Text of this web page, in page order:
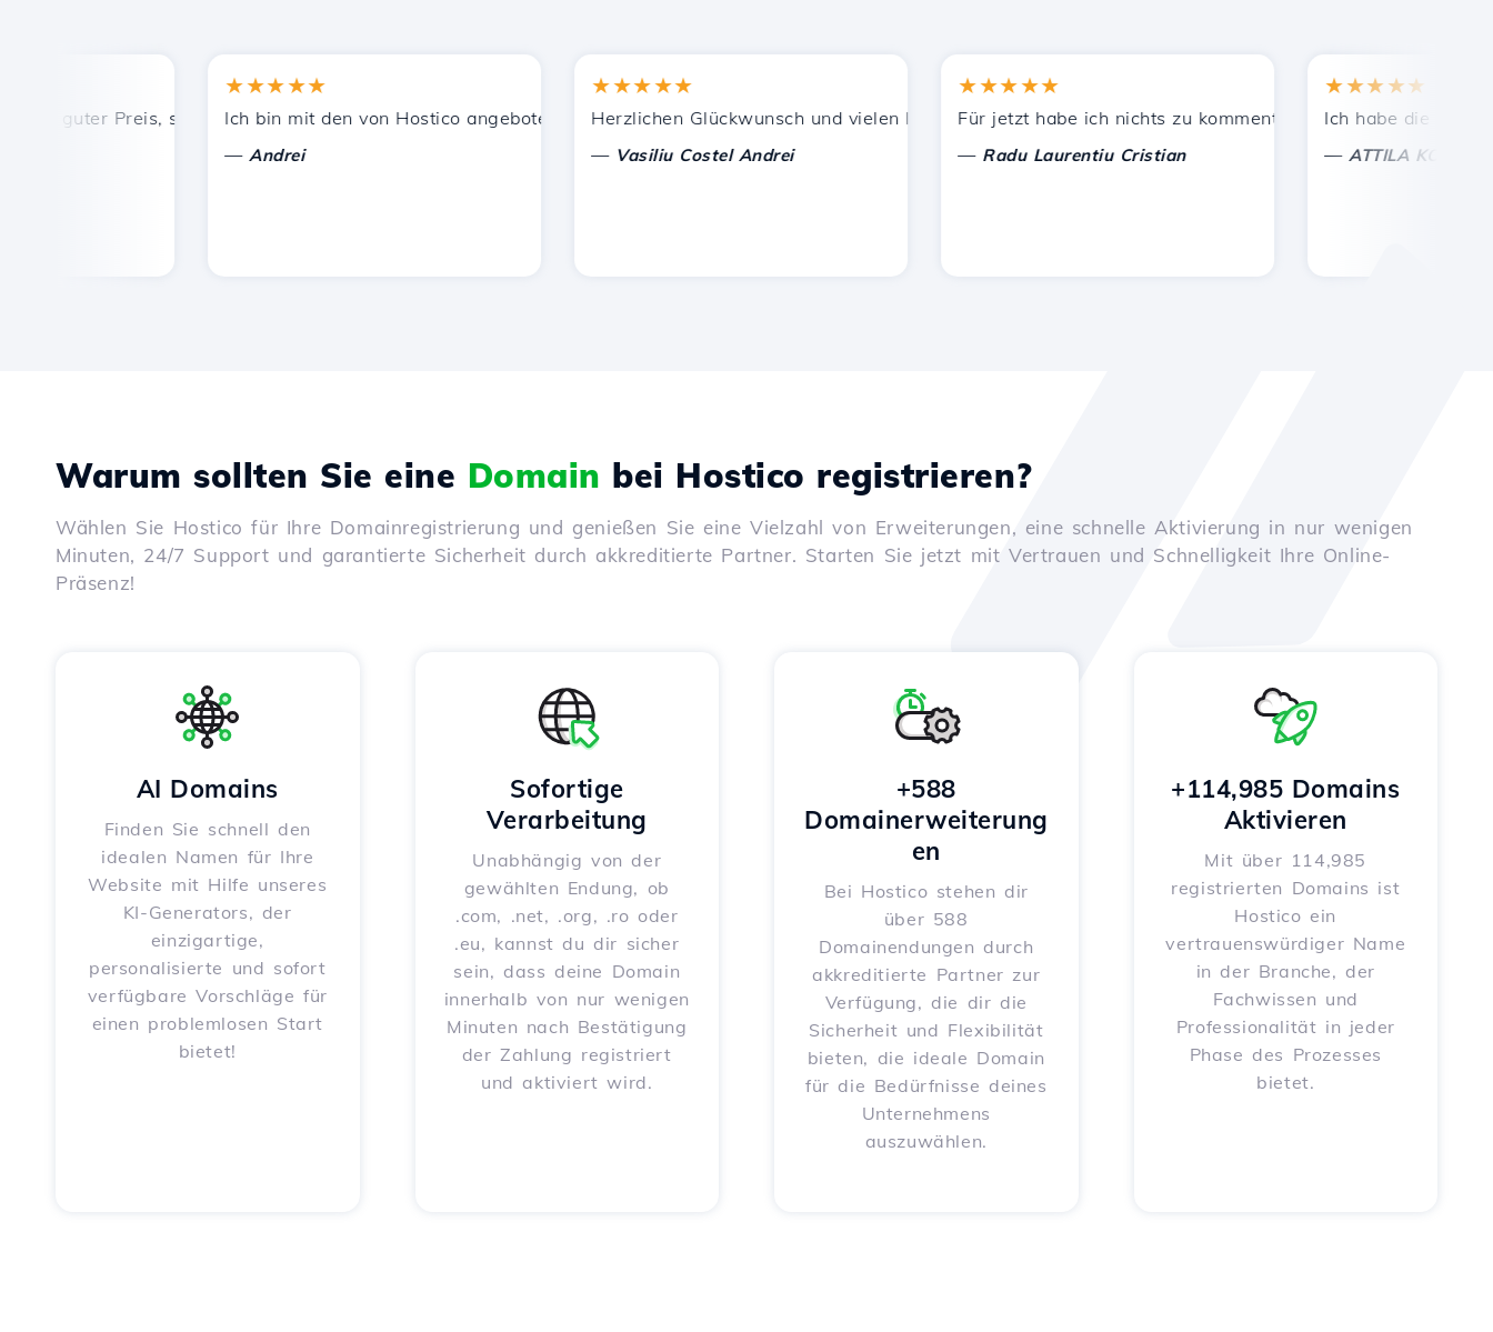
guter Preis, schnelle und effiziente technische Unterstützung.
★★★★★
Ich bin mit den von Hostico angebotenen Dienstleistungen zufrieden. Ich habe Sie anderen Bekannten empfohlen.
Andrei
★★★★★
Herzlichen Glückwunsch und vielen Dank für die geleistete Unterstützung!
Vasiliu Costel Andrei
★★★★★
Für jetzt habe ich nichts zu kommentieren, nur um zu schätzen.
Radu Laurentiu Cristian
★★★★★
Ich habe die richtige
ATTILA KOLES
Warum sollten Sie eine Domain bei Hostico registrieren?
Wählen Sie Hostico für Ihre Domainregistrierung und genießen Sie eine Vielzahl von Erweiterungen, eine schnelle Aktivierung in nur wenigen
Minuten, 24/7 Support und garantierte Sicherheit durch akkreditierte Partner. Starten Sie jetzt mit Vertrauen und Schnelligkeit Ihre Online-
Präsenz!
AI Domains
Finden Sie schnell den
idealen Namen für Ihre
Website mit Hilfe unseres
KI-Generators, der
einzigartige,
personalisierte und sofort
verfügbare Vorschläge für
einen problemlosen Start
bietet!
Sofortige
Verarbeitung
Unabhängig von der
gewählten Endung, ob
.com, .net, .org, .ro oder
.eu, kannst du dir sicher
sein, dass deine Domain
innerhalb von nur wenigen
Minuten nach Bestätigung
der Zahlung registriert
und aktiviert wird.
+588
Domainerweiterung
en
Bei Hostico stehen dir
über 588
Domainendungen durch
akkreditierte Partner zur
Verfügung, die dir die
Sicherheit und Flexibilität
bieten, die ideale Domain
für die Bedürfnisse deines
Unternehmens
auszuwählen.
+114,985 Domains
Aktivieren
Mit über 114,985
registrierten Domains ist
Hostico ein
vertrauenswürdiger Name
in der Branche, der
Fachwissen und
Professionalität in jeder
Phase des Prozesses
bietet.